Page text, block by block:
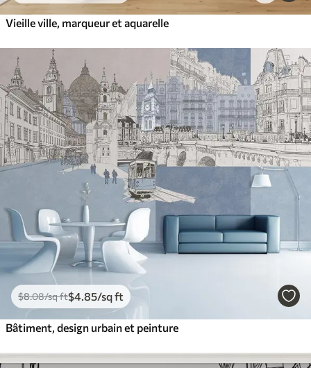
Vieille ville, marqueur et aquarelle
$8.08/sq ft$4 .85/sq ft
Bâtiment, design urbain et peinture